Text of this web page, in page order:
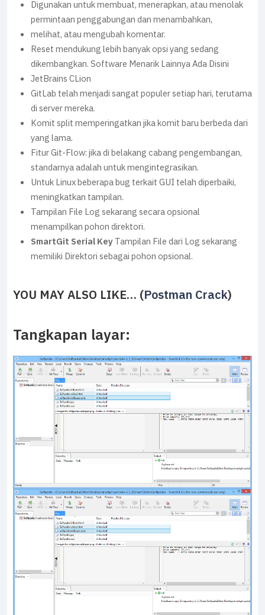
Digunakan untuk membuat, menerapkan, atau menolak
permintaan penggabungan dan menambahkan,
melihat, atau mengubah komentar.
Reset mendukung lebih banyak opsi yang sedang
dikembangkan. Software Menarik Lainnya Ada Disini
JetBrains CLion
GitLab telah menjadi sangat populer setiap hari, terutama
di server mereka.
Komit split memperingatkan jika komit baru berbeda dari
yang lama.
Fitur Git-Flow: jika di belakang cabang pengembangan,
standarnya adalah untuk mengintegrasikan.
Untuk Linux beberapa bug terkait GUI telah diperbaiki,
meningkatkan tampilan.
Tampilan File Log sekarang secara opsional
menampilkan pohon direktori.
SmartGit Serial KeyTampilan File dari Log sekarang
memiliki Direktori sebagai pohon opsional.
YOU MAY ALSO LIKE… (Postman Crack)
Tangkapan layar: